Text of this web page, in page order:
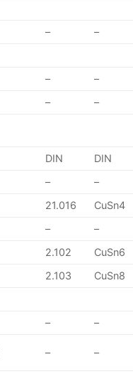
– –
–
–
– –
DIN
DIN
–
–
21.016
CuSn4
–
–
2.102
CuSn6
2.103 CuSn8
– –
– –